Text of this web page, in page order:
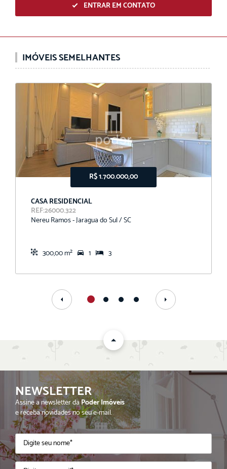
ENTRAR EM CONTATO
IMÓVEIS SEMELHANTES
R$ 1.700.000,00
CASA RESIDENCIAL
REF:26000.322
Nereu Ramos - Jaragua do Sul / SC
300,00 m² 1 3
NEWSLETTER
Assine a newsletter daPoder Imóveis
e receba novidades no seu e-mail.